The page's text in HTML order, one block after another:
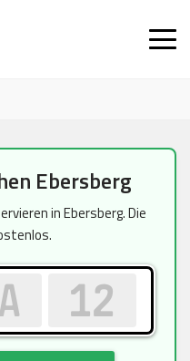
Ebersberg
in Ebersberg. Die